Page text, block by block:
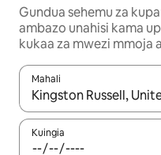
Gundua sehemu za
ambazo unahisi kama
kukaa za mwezi mmoja
Mahali
Wakati matokeo
Kuingia